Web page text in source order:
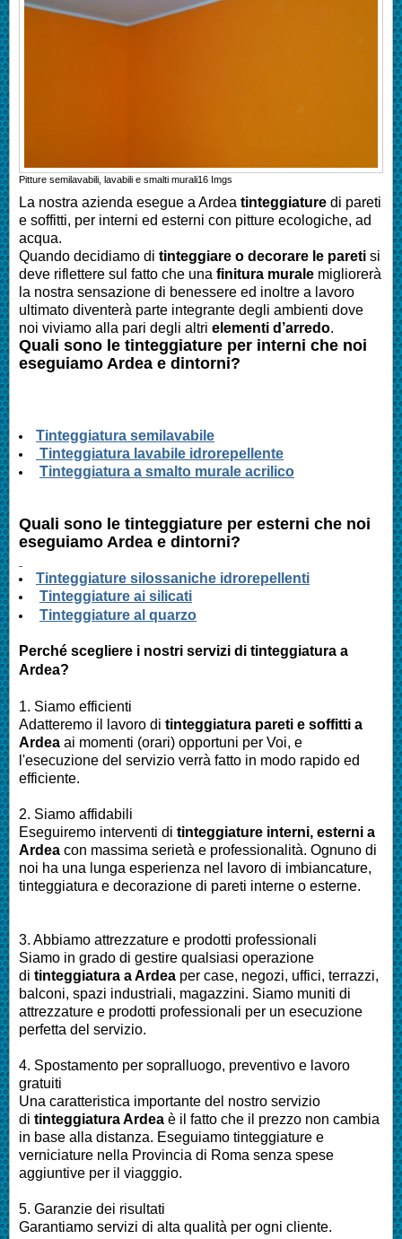
Pitture semilavabili, lavabili e smalti murali16 Imgs
La nostra azienda esegue a Ardea tinteggiature di pareti
e soffitti, per interni ed esterni con pitture ecologiche, ad
acqua.
Quando decidiamo di tinteggiare o decorare le pareti si
deve riflettere sul fatto che una finitura murale migliorerà
la nostra sensazione di benessere ed inoltre a lavoro
ultimato diventerà parte integrante degli ambienti dove
noi viviamo alla pari degli altri elementi d’arredo.
Quali sono le tinteggiature per interni che noi
eseguiamo Ardea e dintorni?
Tinteggiatura semilavabile
Tinteggiatura lavabile idrorepellente
Tinteggiatura a smalto murale acrilico
Quali sono le tinteggiature per esterni che noi
eseguiamo Ardea e dintorni?
Tinteggiature silossaniche idrorepellenti
Tinteggiature ai silicati
Tinteggiature al quarzo
Perché scegliere i nostri servizi di tinteggiatura a
Ardea?
1. Siamo efficienti
Adatteremo il lavoro di tinteggiatura pareti e soffitti a
Ardea ai momenti (orari) opportuni per Voi, e
l'esecuzione del servizio verrà fatto in modo rapido ed
efficiente.
2. Siamo affidabili
Eseguiremo interventi di tinteggiature interni, esterni a
Ardea con massima serietà e professionalità. Ognuno di
noi ha una lunga esperienza nel lavoro di imbiancature,
tinteggiatura e decorazione di pareti interne o esterne.
3. Abbiamo attrezzature e prodotti professionali
Siamo in grado di gestire qualsiasi operazione
di tinteggiatura a Ardea per case, negozi, uffici, terrazzi,
balconi, spazi industriali, magazzini. Siamo muniti di
attrezzature e prodotti professionali per un esecuzione
perfetta del servizio.
4. Spostamento per sopralluogo, preventivo e lavoro
gratuiti
Una caratteristica importante del nostro servizio
di tinteggiatura Ardea è il fatto che il prezzo non cambia
in base alla distanza. Eseguiamo tinteggiature e
verniciature nella Provincia di Roma senza spese
aggiuntive per il viagggio.
5. Garanzie dei risultati
Garantiamo servizi di alta qualità per ogni cliente.